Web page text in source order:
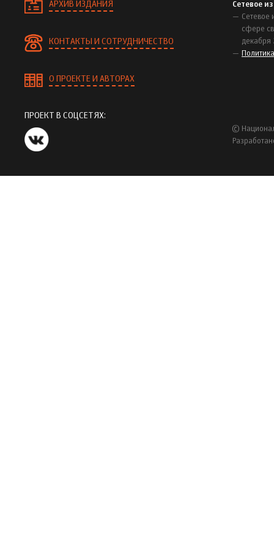
АРХИВ ИЗДАНИЯ
КОНТАКТЫ И СОТРУДНИЧЕСТВО
О ПРОЕКТЕ И АВТОРАХ
Сетевое
Сетевое
сфере
декабря
ПРОЕКТ В СОЦСЕТЯХ:
©